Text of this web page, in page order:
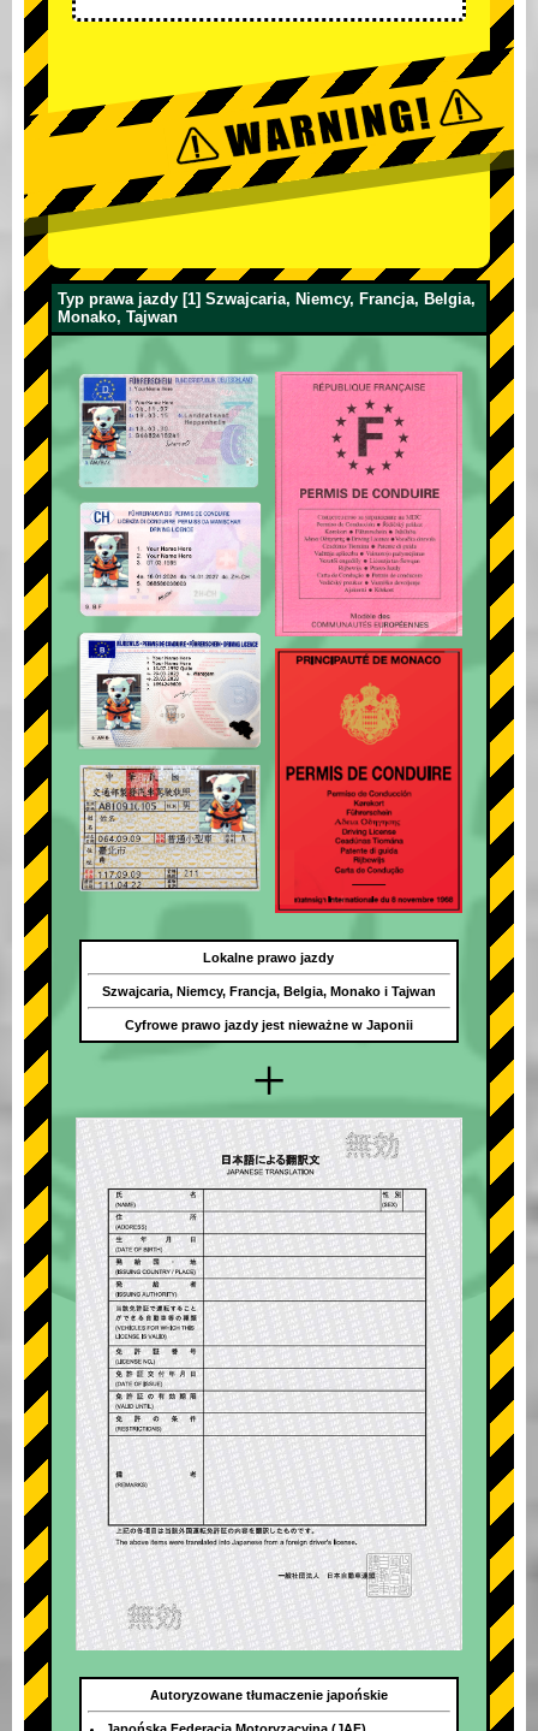
Typ prawa jazdy [1] Szwajcaria, Niemcy, Francja, Belgia,
Monako, Tajwan
+
Lokalne prawo jazdy
Szwajcaria, Niemcy, Francja, Belgia, Monako i Tajwan
Cyfrowe prawo jazdy jest nieważne w Japonii
Autoryzowane tłumaczenie japońskie